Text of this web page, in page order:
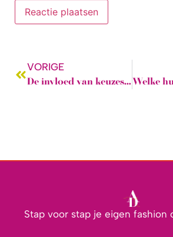
VORIGE
De invloed van keuzes bij het maken van kledingstukken:
Stap voor stap je eigen fashion